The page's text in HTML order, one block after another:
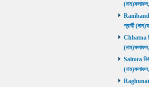
Ranibandh
প্রার্থী
Chhatna
Saltora